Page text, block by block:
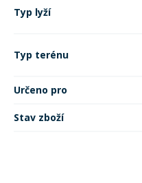
Typ lyží
Typ terénu
Určeno pro
Stav zboží